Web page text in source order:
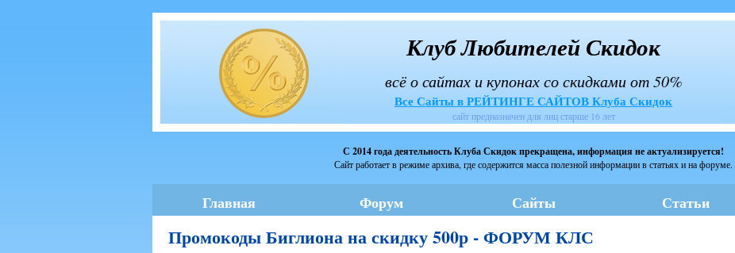
Клуб Любителей Скидок
всё о сайтах и купонах со скидками от 50%
Все Сайты в РЕЙТИНГЕ САЙТОВ Клуба Скидок
сайт предназначен для лиц старше 16 лет
С 2014 года деятельность Клуба Скидок прекращена, информация не актуализируется!
Сайт работает в режиме архива, где содержится масса полезной информации в статьях и на форуме.
Главная Форум Сайты Статьи
Промокоды Биглиона на скидку 500р - ФОРУМ КЛС